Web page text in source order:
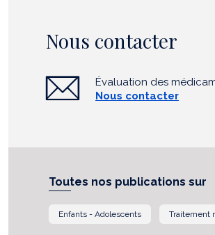
Nous contacter
Évaluation des
Nous contacter
Toutes nos publications sur
Enfants - Adolescents Traitement